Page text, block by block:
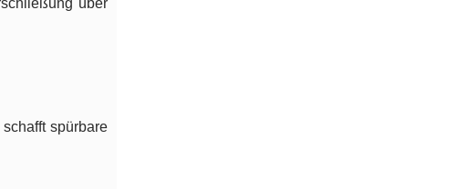
über
spürbare